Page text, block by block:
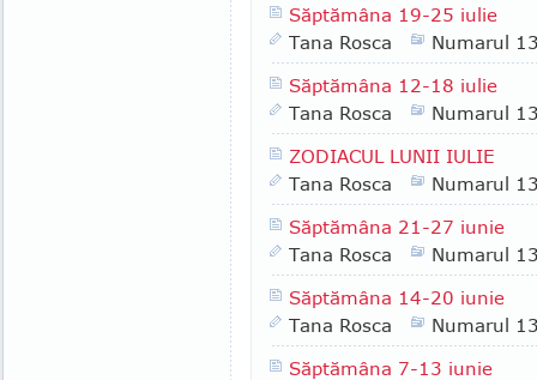
Săptămâna 19-25 iulie
Tana Rosca
Numarul
Săptămâna 12-18 iulie
Tana Rosca
Numarul
ZODIACUL LUNII IULIE
Tana Rosca
Numarul
Săptămâna 21-27 iunie
Tana Rosca
Numarul
Săptămâna 14-20 iunie
Tana Rosca
Numarul
Săptămâna 7-13 iunie